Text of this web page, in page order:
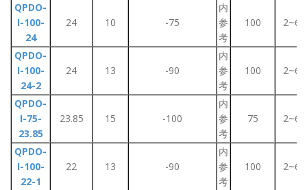
QPDO-
I-100-
24
24 10 -75
内
参
考
100 2~6
QPDO-
I-100-
24-2
24 13 -90
内
参
考
100 2~6
QPDO-
I-75-
23.85
23.85 15 -100
内
参
考
75 2~6
QPDO-
I-100-
22-1
22 13 -90
内
参
考
100 2~6